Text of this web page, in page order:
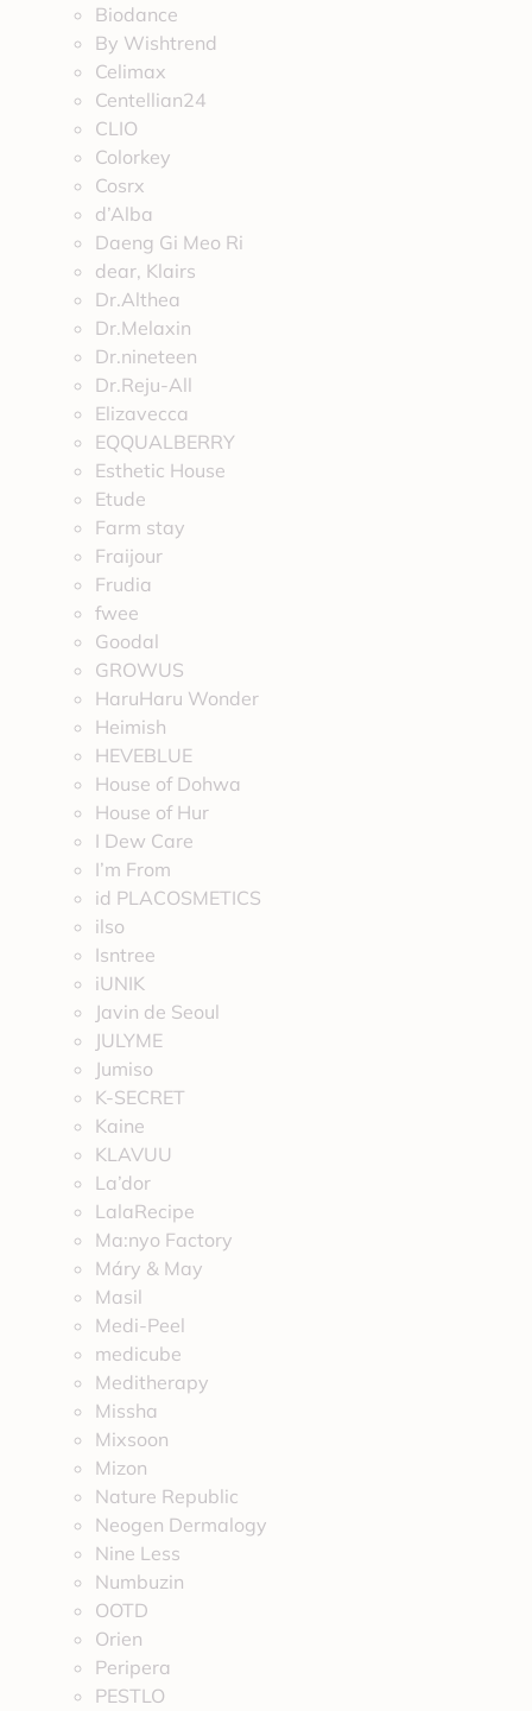
Biodance
By Wishtrend
Celimax
Centellian24
CLIO
Colorkey
Cosrx
d’Alba
Daeng Gi Meo Ri
dear, Klairs
Dr.Althea
Dr.Melaxin
Dr.nineteen
Dr.Reju-All
Elizavecca
EQQUALBERRY
Esthetic House
Etude
Farm stay
Fraijour
Frudia
fwee
Goodal
GROWUS
HaruHaru Wonder
Heimish
HEVEBLUE
House of Dohwa
House of Hur
I Dew Care
I’m From
id PLACOSMETICS
ilso
Isntree
iUNIK
Javin de Seoul
JULYME
Jumiso
K-SECRET
Kaine
KLAVUU
La’dor
LalaRecipe
Ma:nyo Factory
Máry & May
Masil
Medi-Peel
medicube
Meditherapy
Missha
Mixsoon
Mizon
Nature Republic
Neogen Dermalogy
Nine Less
Numbuzin
OOTD
Orien
Peripera
PESTLO